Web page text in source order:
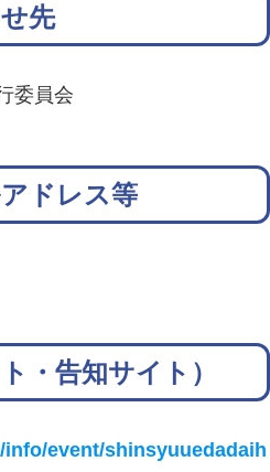
先
委員会
ドレス等
・告知サイト）
event/shinsyuuedadaih